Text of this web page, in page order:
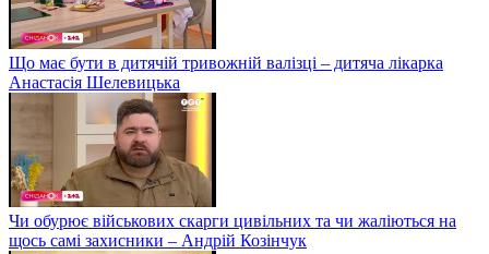
Що має бути в дитячій тривожній валізці – дитяча лікарка
Анастасія Шелевицька
Чи обурює військових скарги цивільних та чи жаліються на
щось самі захисники – Андрій Козінчук